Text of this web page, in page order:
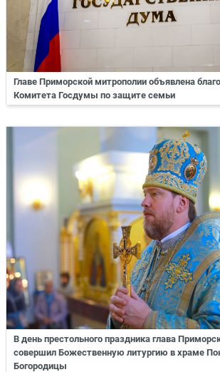
Главе Приморской митрополии объявлена
Комитета Госдумы по защите семьи
В день престольного праздника глава
совершил Божественную литургию в храме
Богородицы